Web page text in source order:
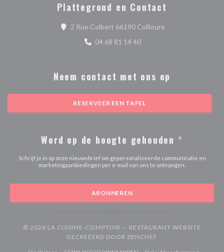
Plattegrond en Contact
2 Rue Colbert 66190 Collioure
04 68 81 14 40
Neem contact met ons op
RESERVEER EEN TAFEL
Word op de hoogte gehouden *
Schrijf je in op onze nieuwsbrief om gepersonaliseerde communicatie en
marketingaanbiedingen per e-mail van ons te ontvangen.
ABONNEREN
© 2026 LA CUISINE-COMPTOIR — RESTAURANT WEBSITE
GECREËERD DOOR ZENCHEF